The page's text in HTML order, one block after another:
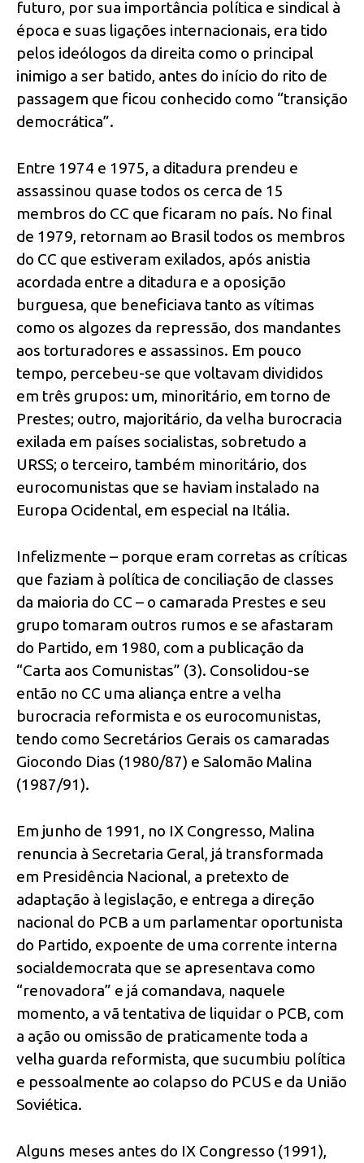
futuro, por sua importância política e sindical à
época e suas ligações internacionais, era tido
pelos ideólogos da direita como o principal
inimigo a ser batido, antes do início do rito de
passagem que ficou conhecido como “transição
democrática”.
Entre 1974 e 1975, a ditadura prendeu e
assassinou quase todos os cerca de 15
membros do CC que ficaram no país. No final
de 1979, retornam ao Brasil todos os membros
do CC que estiveram exilados, após anistia
acordada entre a ditadura e a oposição
burguesa, que beneficiava tanto as vítimas
como os algozes da repressão, dos mandantes
aos torturadores e assassinos. Em pouco
tempo, percebeu-se que voltavam divididos
em três grupos: um, minoritário, em torno de
Prestes; outro, majoritário, da velha burocracia
exilada em países socialistas, sobretudo a
URSS; o terceiro, também minoritário, dos
eurocomunistas que se haviam instalado na
Europa Ocidental, em especial na Itália.
Infelizmente – porque eram corretas as críticas
que faziam à política de conciliação de classes
da maioria do CC – o camarada Prestes e seu
grupo tomaram outros rumos e se afastaram
do Partido, em 1980, com a publicação da
“Carta aos Comunistas” (3). Consolidou-se
então no CC uma aliança entre a velha
burocracia reformista e os eurocomunistas,
tendo como Secretários Gerais os camaradas
Giocondo Dias (1980/87) e Salomão Malina
(1987/91).
Em junho de 1991, no IX Congresso, Malina
renuncia à Secretaria Geral, já transformada
em Presidência Nacional, a pretexto de
adaptação à legislação, e entrega a direção
nacional do PCB a um parlamentar oportunista
do Partido, expoente de uma corrente interna
socialdemocrata que se apresentava como
“renovadora” e já comandava, naquele
momento, a vã tentativa de liquidar o PCB, com
a ação ou omissão de praticamente toda a
velha guarda reformista, que sucumbiu política
e pessoalmente ao colapso do PCUS e da União
Soviética.
Alguns meses antes do IX Congresso (1991),